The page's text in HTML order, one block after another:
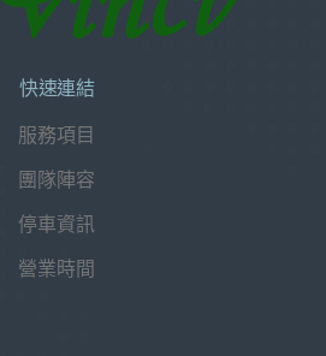
快速連結
服務項目
團隊陣容
停車資訊
營業時間